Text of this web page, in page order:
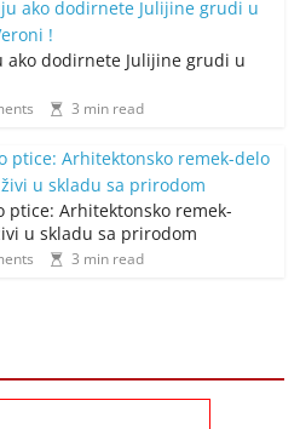
ako dodirnete Julijine grudi u
3 min read
ptice: Arhitektonsko remek-
u skladu sa prirodom
3 min read